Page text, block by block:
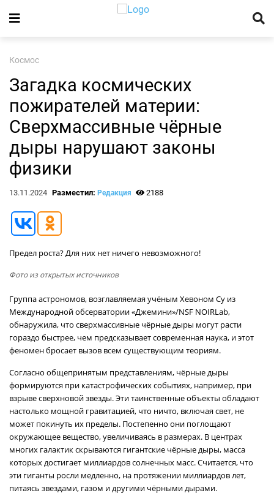
Космос
Загадка космических
пожирателей материи:
Сверхмассивные чёрные
дыры нарушают законы
физики
13.11.2024 Разместил: Редакция 2188
Предел роста? Для них нет ничего невозможного!
Фото из открытых источников
Группа астрономов, возглавляемая учёным Хевоном Су из
Международной обсерватории «Джемини»/NSF NOIRLab,
обнаружила, что сверхмассивные чёрные дыры могут расти
гораздо быстрее, чем предсказывает современная наука, и этот
феномен бросает вызов всем существующим теориям.
Согласно общепринятым представлениям, чёрные дыры
формируются при катастрофических событиях, например, при
взрыве сверхновой звезды. Эти таинственные объекты обладают
настолько мощной гравитацией, что ничто, включая свет, не
может покинуть их пределы. Постепенно они поглощают
окружающее вещество, увеличиваясь в размерах. В центрах
многих галактик скрываются гигантские чёрные дыры, масса
которых достигает миллиардов солнечных масс. Считается, что
эти гиганты росли медленно, на протяжении миллиардов лет,
питаясь звездами, газом и другими чёрными дырами.